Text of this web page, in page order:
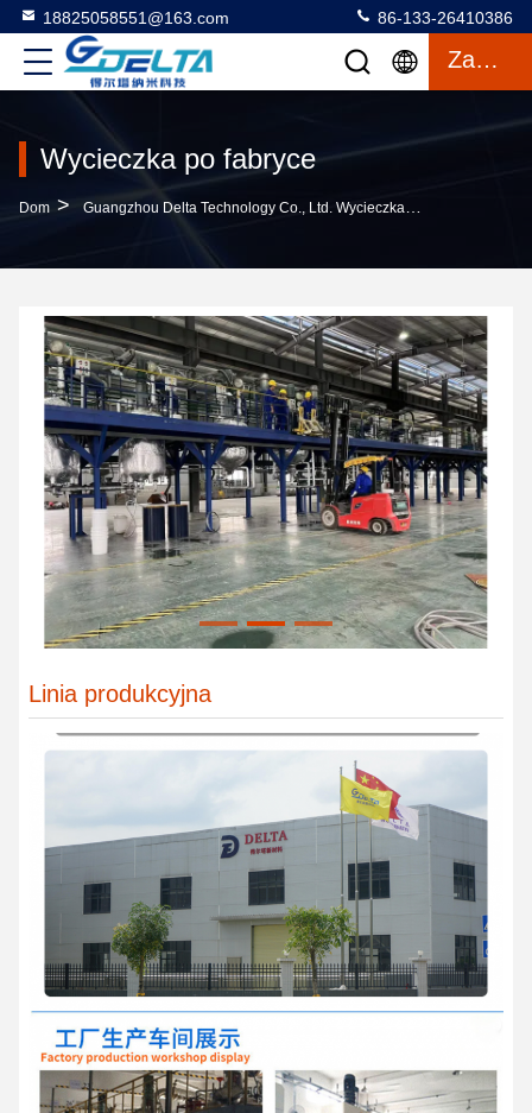
18825058551@163.com 86-133-26410386
Zacytować
Wycieczka po fabryce
Dom > Guangzhou Delta Technology Co., Ltd. Wycieczka Po Fabryce
Linia produkcyjna